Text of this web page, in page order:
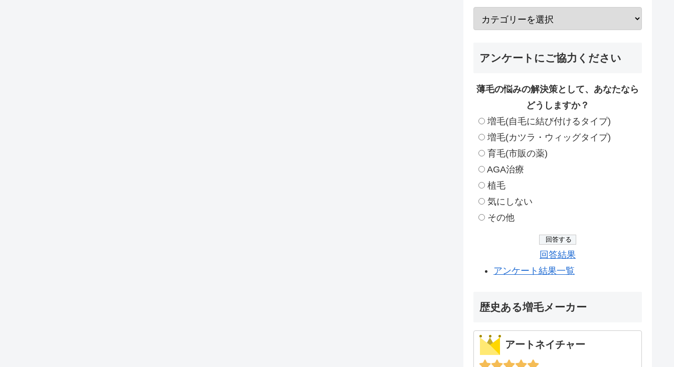
アンケートにご協力ください
薄毛の悩みの解決策として、あなたなら
どうしますか？
増毛(自毛に結び付けるタイプ)
増毛(カツラ・ウィッグタイプ)
育毛(市販の薬)
AGA治療
植毛
気にしない
その他
回答結果
アンケート結果一覧
歴史ある増毛メーカー
アートネイチャー